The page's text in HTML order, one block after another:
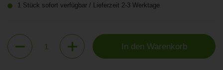
1 Stück sofort verfügbar / Lieferzeit 2-3 Werktage
Anzahl
In den Warenkorb